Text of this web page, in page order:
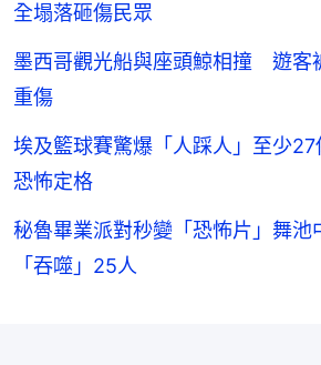
全塌落砸傷民眾
墨西哥觀光船與座頭鯨相撞 遊
重傷
埃及籃球賽驚爆「人踩人」至少
恐怖定格
秘魯畢業派對秒變「恐怖片」舞
「吞噬」25人